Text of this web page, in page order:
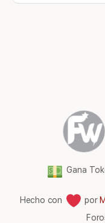
Gana
Hecho con por